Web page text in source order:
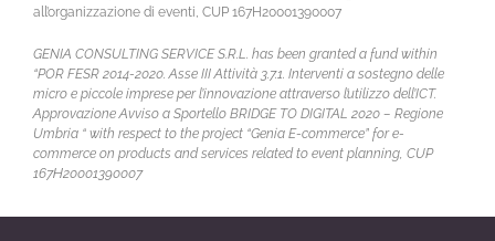
all’organizzazione di eventi, CUP 167H20001390007
GENIA CONSULTING SERVICE S.R.L. has been granted a fund within
“POR FESR 2014-2020. Asse III Attività 3.7.1. Interventi a sostegno delle
micro e piccole imprese per l’innovazione attraverso l’utilizzo dell’ICT.
Approvazione Avviso a Sportello BRIDGE TO DIGITAL 2020 – Regione
Umbria “ with respect to the project “Genia E-commerce” for e-
commerce on products and services related to event planning, CUP
167H20001390007